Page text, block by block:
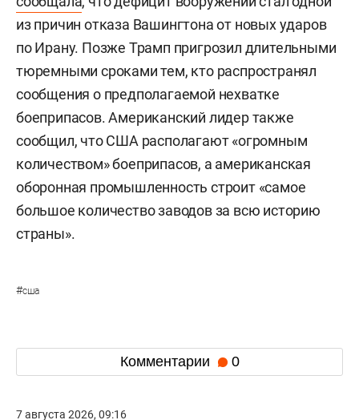
из причин отказа Вашингтона от новых ударов
по Ирану. Позже Трамп пригрозил длительными
тюремными сроками тем, кто распространял
сообщения о предполагаемой нехватке
боеприпасов. Американский лидер также
сообщил, что США располагают «огромным
количеством» боеприпасов, а американская
оборонная промышленность строит «самое
большое количество заводов за всю историю
страны».
#сша
Комментарии 0
7 августа 2026, 09:16